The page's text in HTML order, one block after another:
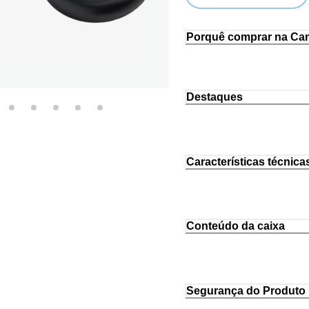
Porquê comprar na
Destaques
Características
Conteúdo da caixa
Segurança do Produto